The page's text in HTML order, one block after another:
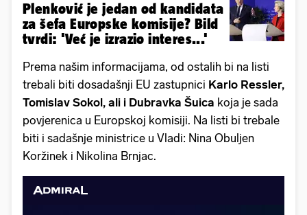
Plenković je jedan od kandidata
za šefa Europske komisije? Bild
tvrdi: 'Već je izrazio interes...'
Prema našim informacijama, od ostalih bi na listi
trebali biti dosadašnji EU zastupnici Karlo Ressler,
Tomislav Sokol, ali i Dubravka Šuica koja je sada
povjerenica u Europskoj komisiji. Na listi bi trebale
biti i sadašnje ministrice u Vladi: Nina Obuljen
Koržinek i Nikolina Brnjac.